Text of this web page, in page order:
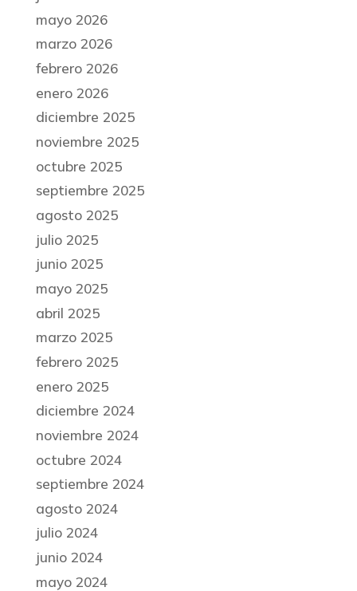
mayo 2026
marzo 2026
febrero 2026
enero 2026
diciembre 2025
noviembre 2025
octubre 2025
septiembre 2025
agosto 2025
julio 2025
junio 2025
mayo 2025
abril 2025
marzo 2025
febrero 2025
enero 2025
diciembre 2024
noviembre 2024
octubre 2024
septiembre 2024
agosto 2024
julio 2024
junio 2024
mayo 2024